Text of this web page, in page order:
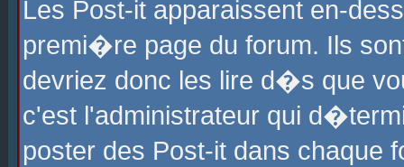
Les Post-it apparaissent en-
premi�re page du forum. Ils
devriez donc les lire d�s que
c'est l'administrateur qui
poster des Post-it dans chaque